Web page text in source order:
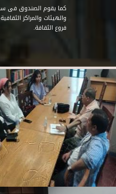
كما يقوم الصندوق فى
والهيئات والمراكز
فروع الثقافة.